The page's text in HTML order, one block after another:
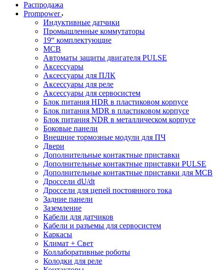
Распродажа
Prompower
Индуктивные датчики
Промышленные коммутаторы
19“ комплектующие
MCB
Автоматы защиты двигателя PULSE
Аксессуары
Аксессуары для ПЛК
Аксессуары для реле
Аксессуары для сервосистем
Блок питания HDR в пластиковом корпусе
Блок питания MDR в пластиковом корпусе
Блок питания NDR в металлическом корпусе
Боковые панели
Внешние тормозные модули для ПЧ
Двери
Дополнительные контактные приставки
Дополнительные контактные приставки PULSE
Дополнительные контактные приставки для MCB
Дроссели dU/dt
Дроссели для цепей постоянного тока
Задние панели
Заземление
Кабели для датчиков
Кабели и разъемы для сервосистем
Каркасы
Климат + Свет
Коллаборативные роботы
Колодки для реле